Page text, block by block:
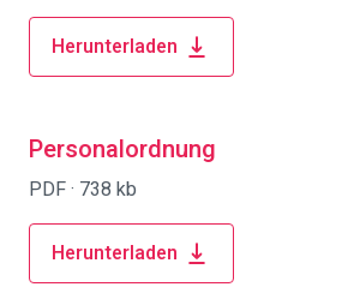
Herunterladen
Personalordnung
PDF · 738 kb
Herunterladen